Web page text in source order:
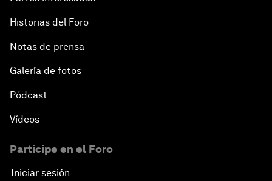
Historias del Foro
Notas de prensa
Galería de fotos
Pódcast
Vídeos
Participe en el Foro
Iniciar sesión